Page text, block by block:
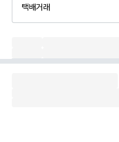
택배거래